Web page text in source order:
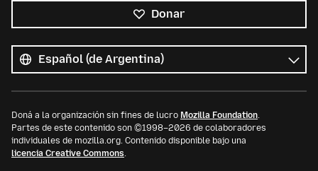
Donar
los
idiomas
Idioma
Doná a la organización sin fines de lucro Mozilla Foundation.
Partes de este contenido son ©1998–2026 de colaboradores
individuales de mozilla.org. Contenido disponible bajo una
licencia Creative Commons.